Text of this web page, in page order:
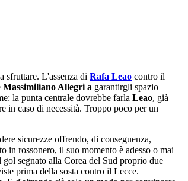
sfruttare. L'assenza di Rafa Leao contro il
Massimiliano Allegri a garantirgli spazio
la punta centrale dovrebbe farla Leao, già
in caso di necessità. Troppo poco per un
sicurezze offrendo, di conseguenza,
in rossonero, il suo momento è adesso o mai
segnato alla Corea del Sud proprio due
prima della sosta contro il Lecce.